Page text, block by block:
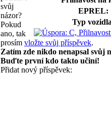
EPREL:
Typ
svůj
názor?
Pokud
ano, tak
prosím vložte svůj příspěvek.
Zatím zde nikdo nenapsal svůj
Buďte první kdo takto učiní!
Přidat nový příspěvek: